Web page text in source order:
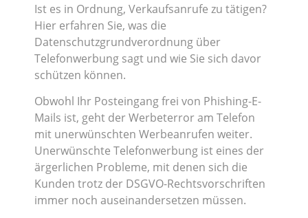
Ist es in Ordnung, Verkaufsanrufe zu tätigen?
Hier erfahren Sie, was die
Datenschutzgrundverordnung über
Telefonwerbung sagt und wie Sie sich davor
schützen können.
Obwohl Ihr Posteingang frei von Phishing-E-
Mails ist, geht der Werbeterror am Telefon
mit unerwünschten Werbeanrufen weiter.
Unerwünschte Telefonwerbung ist eines der
ärgerlichen Probleme, mit denen sich die
Kunden trotz der DSGVO-Rechtsvorschriften
immer noch auseinandersetzen müssen.